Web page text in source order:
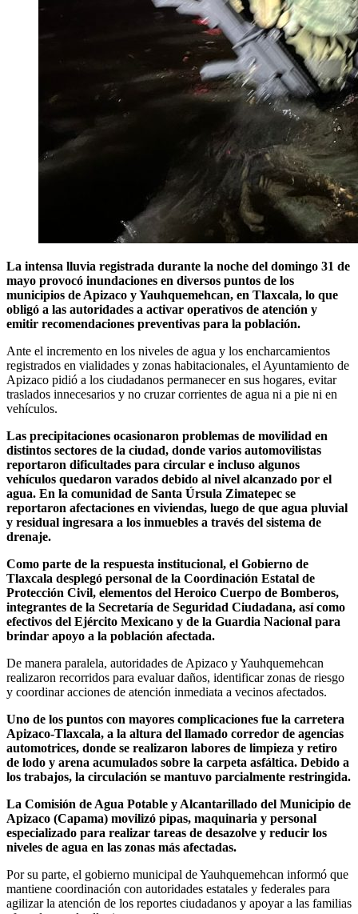
La intensa lluvia registrada durante la noche del domingo 31 de
mayo provocó inundaciones en diversos puntos de los
municipios de Apizaco y Yauhquemehcan, en Tlaxcala, lo que
obligó a las autoridades a activar operativos de atención y
emitir recomendaciones preventivas para la población.
Ante el incremento en los niveles de agua y los encharcamientos
registrados en vialidades y zonas habitacionales, el Ayuntamiento de
Apizaco pidió a los ciudadanos permanecer en sus hogares, evitar
traslados innecesarios y no cruzar corrientes de agua ni a pie ni en
vehículos.
Las precipitaciones ocasionaron problemas de movilidad en
distintos sectores de la ciudad, donde varios automovilistas
reportaron dificultades para circular e incluso algunos
vehículos quedaron varados debido al nivel alcanzado por el
agua. En la comunidad de Santa Úrsula Zimatepec se
reportaron afectaciones en viviendas, luego de que agua pluvial
y residual ingresara a los inmuebles a través del sistema de
drenaje.
Como parte de la respuesta institucional, el Gobierno de
Tlaxcala desplegó personal de la Coordinación Estatal de
Protección Civil, elementos del Heroico Cuerpo de Bomberos,
integrantes de la Secretaría de Seguridad Ciudadana, así como
efectivos del Ejército Mexicano y de la Guardia Nacional para
brindar apoyo a la población afectada.
De manera paralela, autoridades de Apizaco y Yauhquemehcan
realizaron recorridos para evaluar daños, identificar zonas de riesgo
y coordinar acciones de atención inmediata a vecinos afectados.
Uno de los puntos con mayores complicaciones fue la carretera
Apizaco-Tlaxcala, a la altura del llamado corredor de agencias
automotrices, donde se realizaron labores de limpieza y retiro
de lodo y arena acumulados sobre la carpeta asfáltica. Debido a
los trabajos, la circulación se mantuvo parcialmente restringida.
La Comisión de Agua Potable y Alcantarillado del Municipio de
Apizaco (Capama) movilizó pipas, maquinaria y personal
especializado para realizar tareas de desazolve y reducir los
niveles de agua en las zonas más afectadas.
Por su parte, el gobierno municipal de Yauhquemehcan informó que
mantiene coordinación con autoridades estatales y federales para
agilizar la atención de los reportes ciudadanos y apoyar a las familias